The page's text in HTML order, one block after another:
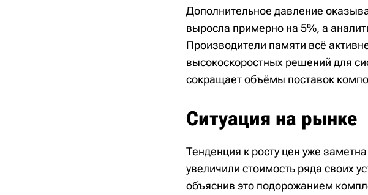
Дополнительное давление
выросла примерно на 5%, а
Производители памяти всё
высокоскоростных решений для
сокращает объёмы поставок
Ситуация на рынке
Тенденция к росту цен уже
увеличили стоимость ряда своих
объяснив это подорожанием